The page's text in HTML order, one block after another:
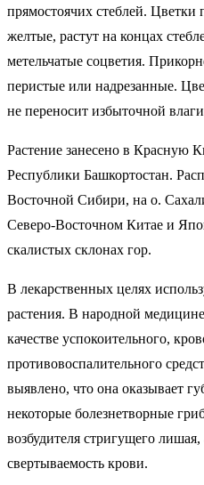
прямостоячих стеблей. Цветки
желтые, растут на концах
метельчатые соцветия.
перистые или надрезанные.
не переносит избыточной
Растение занесено в Красную
Республики Башкортостан.
Восточной Сибири, на о.
Северо-Восточном Китае и
скалистых склонах гор.
В лекарственных целях
растения. В народной
качестве успокоительного,
противовоспалительного
выявлено, что она оказывает
некоторые болезнетворные
возбудителя стригущего
свертываемость крови.